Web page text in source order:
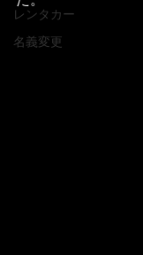
レンタカー
名義変更